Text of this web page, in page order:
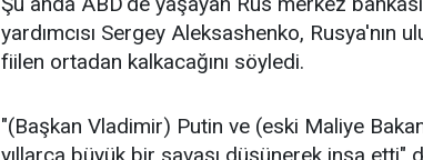
yardımcısı Sergey Aleksashenko, Rusya'nın
fiilen ortadan kalkacağını söyledi.
"(Başkan Vladimir) Putin ve (eski Maliye